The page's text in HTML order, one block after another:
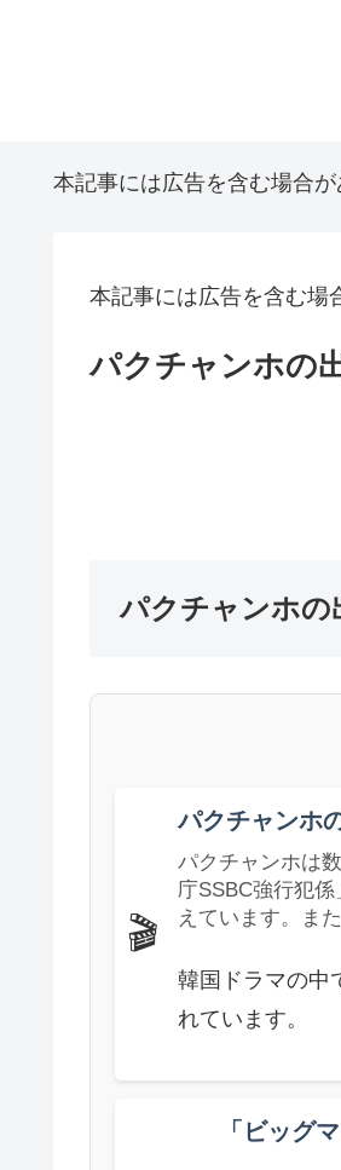
本記事には広告を含む場合が
本記事には広告を含む場
パクチャンホの
パクチャンホの
🎬
パクチャンホ
パクチャンホは
庁SSBC強行犯
えています。ま
韓国ドラマの中
れています。
「ビッグ